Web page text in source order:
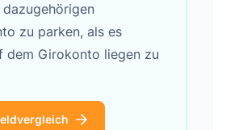
zu parken, als es
dem Girokonto liegen zu